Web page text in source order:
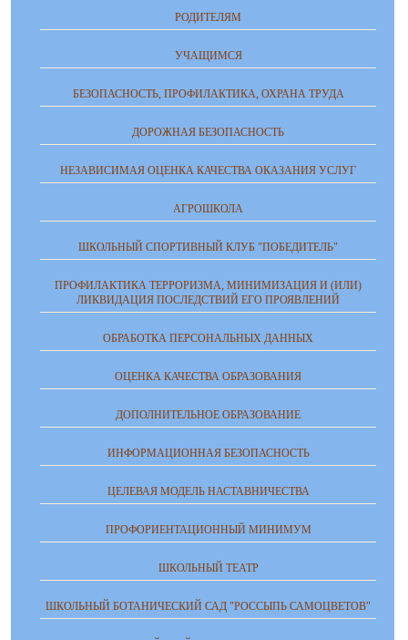
РОДИТЕЛЯМ
УЧАЩИМСЯ
БЕЗОПАСНОСТЬ, ПРОФИЛАКТИКА, ОХРАНА ТРУДА
ДОРОЖНАЯ БЕЗОПАСНОСТЬ
НЕЗАВИСИМАЯ ОЦЕНКА КАЧЕСТВА ОКАЗАНИЯ УСЛУГ
АГРОШКОЛА
ШКОЛЬНЫЙ СПОРТИВНЫЙ КЛУБ "ПОБЕДИТЕЛЬ"
ПРОФИЛАКТИКА ТЕРРОРИЗМА, МИНИМИЗАЦИЯ И (ИЛИ)
ЛИКВИДАЦИЯ ПОСЛЕДСТВИЙ ЕГО ПРОЯВЛЕНИЙ
ОБРАБОТКА ПЕРСОНАЛЬНЫХ ДАННЫХ
ОЦЕНКА КАЧЕСТВА ОБРАЗОВАНИЯ
ДОПОЛНИТЕЛЬНОЕ ОБРАЗОВАНИЕ
ИНФОРМАЦИОННАЯ БЕЗОПАСНОСТЬ
ЦЕЛЕВАЯ МОДЕЛЬ НАСТАВНИЧЕСТВА
ПРОФОРИЕНТАЦИОННЫЙ МИНИМУМ
ШКОЛЬНЫЙ ТЕАТР
ШКОЛЬНЫЙ БОТАНИЧЕСКИЙ САД "РОССЫПЬ САМОЦВЕТОВ"